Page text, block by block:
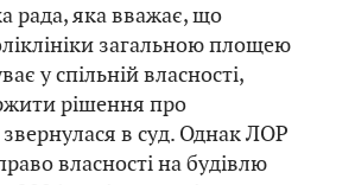
рада, яка вважає, що
загальною площею
у спільній власності,
рішення про
в суд. Однак ЛОР
власності на будівлю